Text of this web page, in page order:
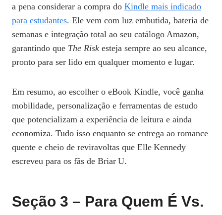
a pena considerar a compra do Kindle mais indicado
para estudantes. Ele vem com luz embutida, bateria de
semanas e integração total ao seu catálogo Amazon,
garantindo que The Risk esteja sempre ao seu alcance,
pronto para ser lido em qualquer momento e lugar.
Em resumo, ao escolher o eBook Kindle, você ganha
mobilidade, personalização e ferramentas de estudo
que potencializam a experiência de leitura e ainda
economiza. Tudo isso enquanto se entrega ao romance
quente e cheio de reviravoltas que Elle Kennedy
escreveu para os fãs de Briar U.
Seção 3 – Para Quem É Vs.